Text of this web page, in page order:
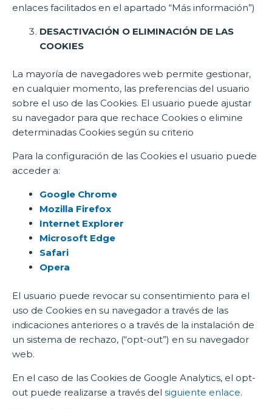
enlaces facilitados en el apartado “Más información”)
DESACTIVACIÓN O ELIMINACIÓN DE LAS
COOKIES
La mayoría de navegadores web permite gestionar,
en cualquier momento, las preferencias del usuario
sobre el uso de las Cookies. El usuario puede ajustar
su navegador para que rechace Cookies o elimine
determinadas Cookies según su criterio
Para la configuración de las Cookies el usuario puede
acceder a:
Google Chrome
Mozilla Firefox
Internet Explorer
Microsoft Edge
Safari
Opera
El usuario puede revocar su consentimiento para el
uso de Cookies en su navegador a través de las
indicaciones anteriores o a través de la instalación de
un sistema de rechazo, (“opt-out”) en su navegador
web.
En el caso de las Cookies de Google Analytics, el opt-
out puede realizarse a través del siguiente enlace.